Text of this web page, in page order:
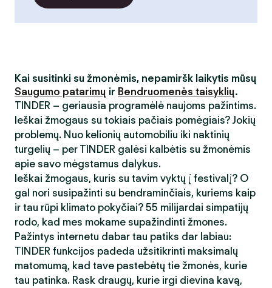
Kai susitinki su žmonėmis, nepamiršk laikytis mūsų
Saugumo patarimų ir Bendruomenės taisyklių.
TINDER – geriausia programėlė naujoms pažintims.
Ieškai žmogaus su tokiais pačiais pomėgiais? Jokių
problemų. Nuo kelionių automobiliu iki naktinių
turgelių – per TINDER galėsi kalbėtis su žmonėmis
apie savo mėgstamus dalykus.
Ieškai žmogaus, kuris su tavim vyktų į festivalį? O
gal nori susipažinti su bendraminčiais, kuriems kaip
ir tau rūpi klimato pokyčiai? 55 milijardai simpatijų
rodo, kad mes mokame supažindinti žmones.
Pažintys internetu dabar tau patiks dar labiau:
TINDER funkcijos padeda užsitikrinti maksimalų
matomumą, kad tave pastebėtų tie žmonės, kurie
tau patinka. Rask draugų, kurie irgi dievina kavą,